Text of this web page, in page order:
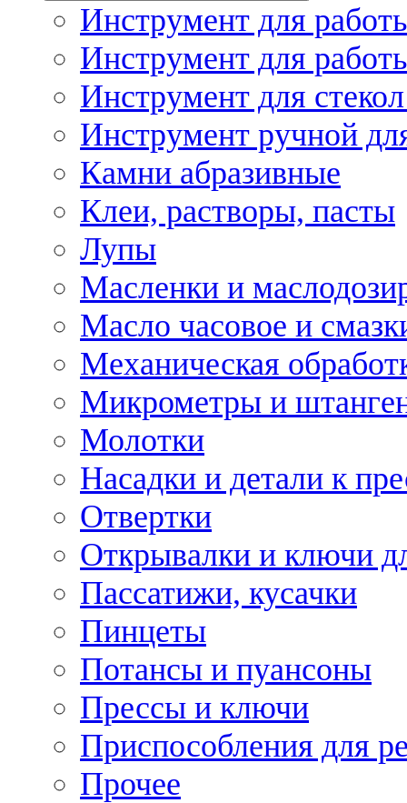
Инструмент для
Инструмент для
Инструмент для
Инструмент ручной
Камни абразивные
Клеи, растворы, пасты
Лупы
Масленки и
Масло часовое и
Механическая
Микрометры и
Молотки
Насадки и детали к
Отвертки
Открывалки и ключи
Пассатижи, кусачки
Пинцеты
Потансы и пуансоны
Прессы и ключи
Приспособления для
Прочее